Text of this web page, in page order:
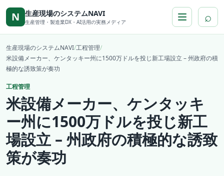
本文へ移動
N 生産現場のシステムNAVI
生産管理・製造業DX・AI活用の実務メディア ⌕
生産現場のシステムNAVI/工程管理/
米設備メーカー、ケンタッキー州に1500万ドルを投じ新工場設立 – 州政府の積
極的な誘致策が奏功
工程管理
米設備メーカー、ケンタッキ
ー州に1500万ドルを投じ新工
場設立 – 州政府の積極的な誘致
策が奏功